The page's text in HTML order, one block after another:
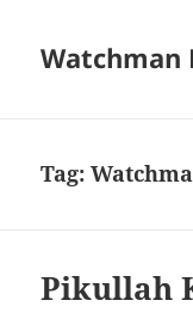
Watchman
Tag:
Pikullah